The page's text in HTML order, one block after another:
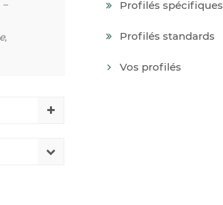
Profilés spécifiques
Profilés standards
Vos profilés